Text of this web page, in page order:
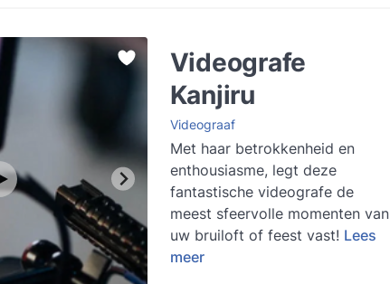
Videografe
Kanjiru
Videograaf
Met haar betrokkenheid en
enthousiasme, legt deze
fantastische videografe de
meest sfeervolle momenten van
uw bruiloft of feest vast! Lees
meer